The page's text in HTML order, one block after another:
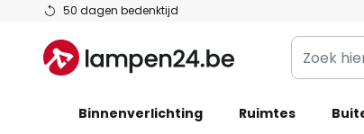
50 dagen bedenktijd
Ga
de
inhoud
Zoek
hier
de
Binnenverlichting Ruimtes